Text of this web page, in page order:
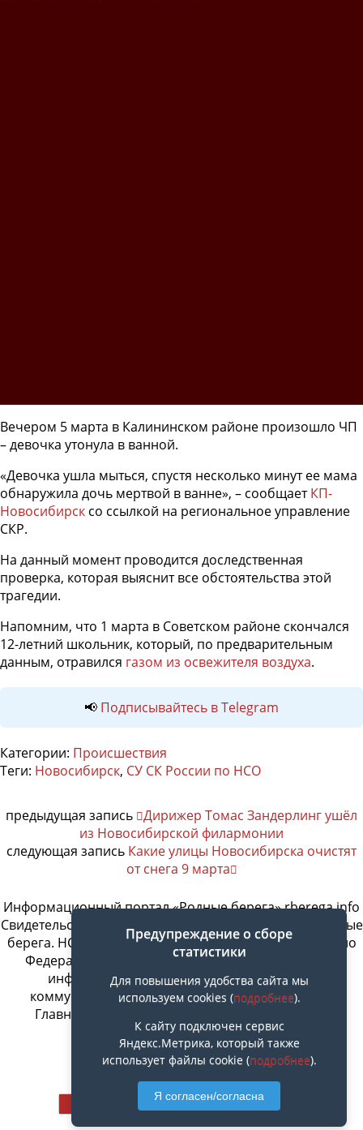
Вечером 5 марта в Калининском районе произошло ЧП
– девочка утонула в ванной.
«Девочка ушла мыться, спустя несколько минут ее мама
обнаружила дочь мертвой в ванне», – сообщаетКП-
Новосибирск со ссылкой на региональное управление
СКР.
На данный момент проводится доследственная
проверка, которая выяснит все обстоятельства этой
трагедии.
Напомним, что 1 марта в Советском районе скончался
12-летний школьник, который, по предварительным
данным, отравился газом из освежителя воздуха.
📢 Подписывайтесь в Telegram
Категории: Происшествия
Теги: Новосибирск, СУ СК России по НСО
предыдущая запись Дирижер Томас Зандерлинг ушёл
из Новосибирской филармонии
следующая запись Какие улицы Новосибирска очистят
от снега 9 марта
Информационный портал «Родные берега» rberega.info
Свидетельство о регистрации сетевого издания «Родные
берега. НСК»: Эл № ФС77-74717 от 11.01.2019 г., выдано
Федеральной службой по надзору в сфере связи,
информационных технологий и массовых
коммуникаций. Учредитель ООО «СовИнформ».
Главный редактор Байжанов Ерлан Омарович
Предупреждение о сборе
статистики
Для повышения удобства сайта мы
используем cookies (подробнее).
К сайту подключен сервис
Яндекс.Метрика, который также
использует файлы cookie (подробнее).
Я согласен/согласна
Наверх
Компьютерная